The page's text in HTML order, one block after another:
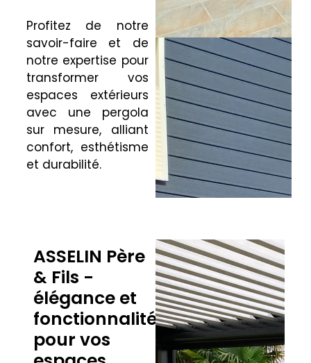
Profitez de notre
savoir-faire et de
notre expertise pour
transformer vos
espaces extérieurs
avec une pergola
sur mesure, alliant
confort, esthétisme
et durabilité.
ASSELIN Père
& Fils -
élégance et
fonctionnalité
pour vos